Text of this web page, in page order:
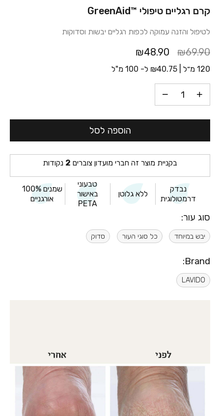
קרם רגליים טיפולי ™GreenAid
לטיפול והזנה עמוקה לכפות רגליים יבשות וסדוקות
₪69.90
₪48.90
120 מ״ל | ₪40.75 ל- 100 מ"ל
כמות קרם רגליים טיפולי ™GreenAid
הוספה לסל
בקניית מוצר זה חברי מועדון צוברים 2 נקודות
נבדק
דרמטולוגית
ללא גלוטן
טבעוני
באישור
PETA
שמנים 100%
אורגניים
סוג עור:
יבש במיוחד כל סוגי העור סדוק
Brand:
LAVIDO